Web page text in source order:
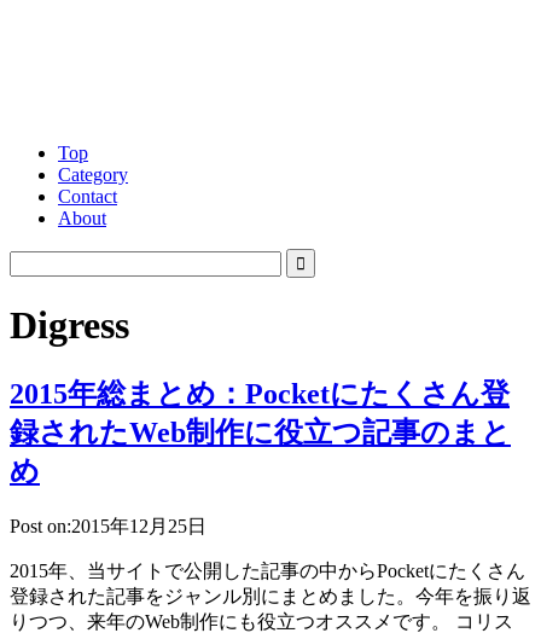
Top
Category
Contact
About
Digress
2015年総まとめ：Pocketにたくさん登
録されたWeb制作に役立つ記事のまと
め
Post on:2015年12月25日
2015年、当サイトで公開した記事の中からPocketにたくさん
登録された記事をジャンル別にまとめました。今年を振り返
りつつ、来年のWeb制作にも役立つオススメです。 コリス